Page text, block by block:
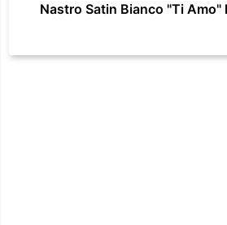
Nastro Satin Bianco "Ti Amo"